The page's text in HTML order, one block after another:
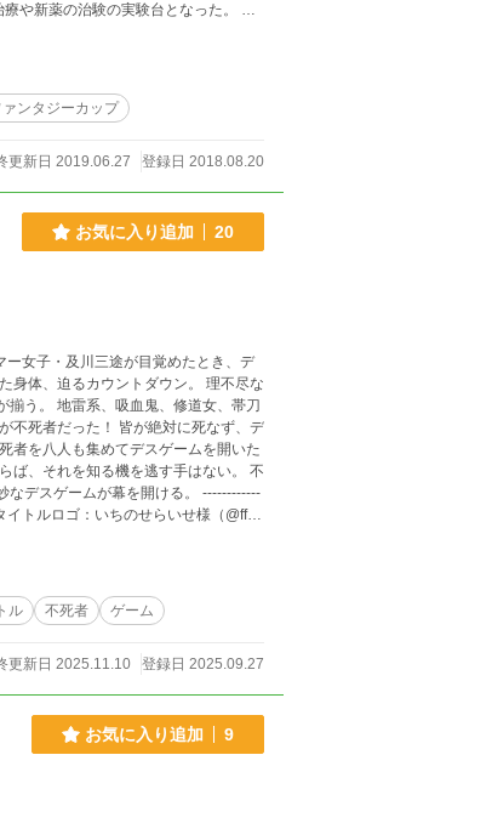
や新薬の治験の実験台となった。 そ
ンタジーカップ
更新日 2019.06.27 登録日 2018.08.20
お気に入り追加 20
迫るカウントダウン。 理不尽な
揃う。 地雷系、吸血鬼、修道女、帯刀
、それを知る機を逃す手はない。 不
ームが幕を開ける。 ------------
ル 不死者 ゲーム
更新日 2025.11.10 登録日 2025.09.27
お気に入り追加 9